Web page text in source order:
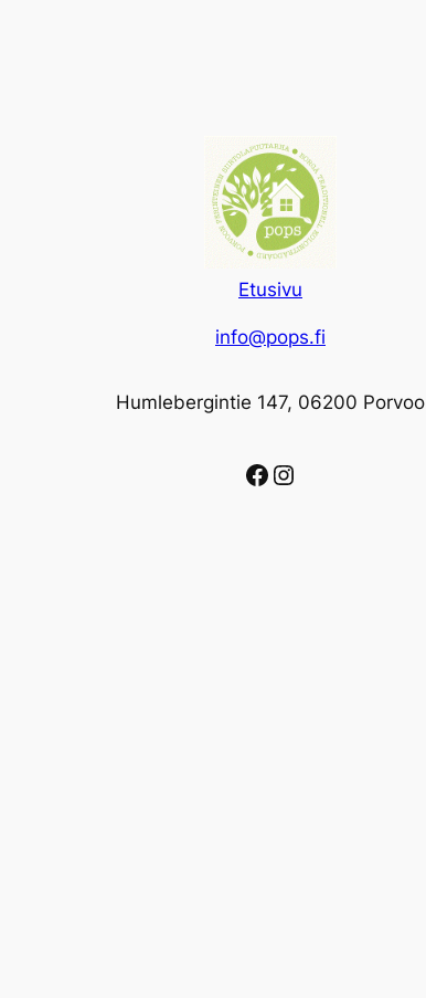
Etusivu
info@pops.fi
Humlebergintie 147, 06200 Porvoo
Facebook
Instagram